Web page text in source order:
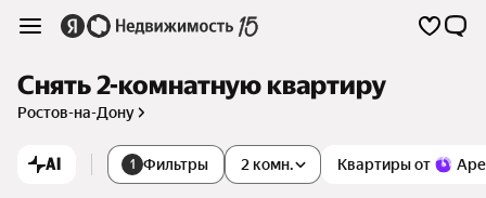
Снять 2-комнатную квартиру
Ростов-на-Дону
AI 1 Фильтры Квартиры от
2 комн.